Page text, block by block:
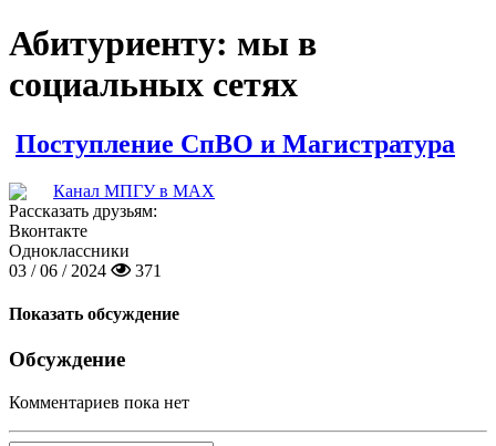
Абитуриенту: мы в
социальных сетях
Поступление СпВО и Магистратура
Канал МПГУ в MAX
Рассказать друзьям:
Вконтакте
Одноклассники
03 / 06 / 2024
371
Показать обсуждение
Обсуждение
Комментариев пока нет